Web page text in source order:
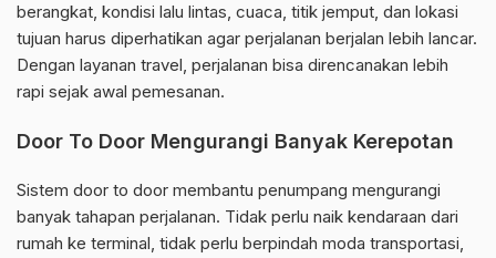
berangkat, kondisi lalu lintas, cuaca, titik jemput, dan lokasi
tujuan harus diperhatikan agar perjalanan berjalan lebih lancar.
Dengan layanan travel, perjalanan bisa direncanakan lebih
rapi sejak awal pemesanan.
Door To Door Mengurangi Banyak Kerepotan
Sistem door to door membantu penumpang mengurangi
banyak tahapan perjalanan. Tidak perlu naik kendaraan dari
rumah ke terminal, tidak perlu berpindah moda transportasi,